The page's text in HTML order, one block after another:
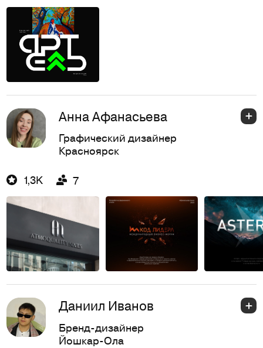
Анна Афанасьева
Графический дизайнер
Красноярск
1,3K 7
Даниил Иванов
Бренд-дизайнер
Йошкар-Ола